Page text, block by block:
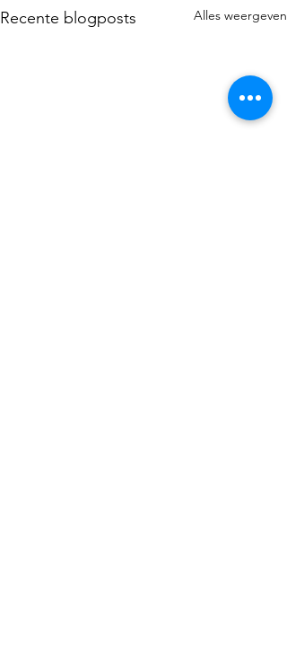
Recente blogposts Alles weergeven